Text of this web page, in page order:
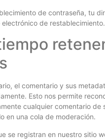
de contraseña, tu
electrónico de restablecimiento.
el comentario y sus
Esto nos permite
cualquier comentario de
en una cola de moderación.
se registran en nuestro sitio